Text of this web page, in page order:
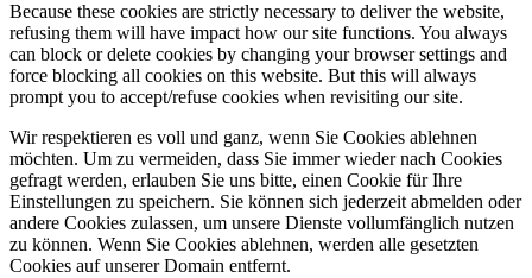
Because these cookies are strictly necessary to deliver the website,
refusing them will have impact how our site functions. You always
can block or delete cookies by changing your browser settings and
force blocking all cookies on this website. But this will always
prompt you to accept/refuse cookies when revisiting our site.
Wir respektieren es voll und ganz, wenn Sie Cookies ablehnen
möchten. Um zu vermeiden, dass Sie immer wieder nach Cookies
gefragt werden, erlauben Sie uns bitte, einen Cookie für Ihre
Einstellungen zu speichern. Sie können sich jederzeit abmelden oder
andere Cookies zulassen, um unsere Dienste vollumfänglich nutzen
zu können. Wenn Sie Cookies ablehnen, werden alle gesetzten
Cookies auf unserer Domain entfernt.